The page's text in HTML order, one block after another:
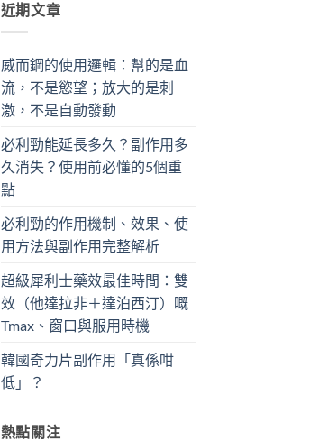
近期文章
威而鋼的使用邏輯：幫的是血
流，不是慾望；放大的是刺
激，不是自動發動
必利勁能延長多久？副作用多
久消失？使用前必懂的5個重
點
必利勁的作用機制、效果、使
用方法與副作用完整解析
超級犀利士藥效最佳時間：雙
效（他達拉非＋達泊西汀）嘅
Tmax、窗口與服用時機
韓國奇力片副作用「真係咁
低」？
熱點關注